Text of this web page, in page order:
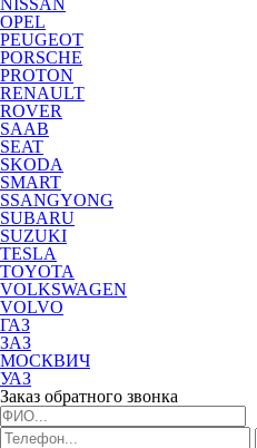
NISSAN
OPEL
PEUGEOT
PORSCHE
PROTON
RENAULT
ROVER
SAAB
SEAT
SKODA
SMART
SSANGYONG
SUBARU
SUZUKI
TESLA
TOYOTA
VOLKSWAGEN
VOLVO
ГАЗ
ЗАЗ
МОСКВИЧ
УАЗ
Заказ обратного звонка